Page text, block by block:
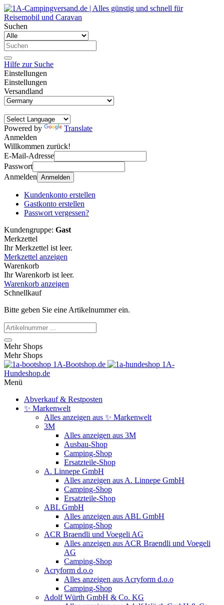
Suchen
Hilfe zur Suche
Einstellungen
Einstellungen
Versandland
Powered by
Translate
Anmelden
Willkommen zurück!
E-Mail-Adresse
Passwort
Anmelden Anmelden
Kundenkonto erstellen
Gastkonto erstellen
Passwort vergessen?
Kundengruppe: Gast
Merkzettel
Ihr Merkzettel ist leer.
Merkzettel anzeigen
Warenkorb
Ihr Warenkorb ist leer.
Warenkorb anzeigen
Schnellkauf
Bitte geben Sie eine Artikelnummer ein.
Mehr Shops
Mehr Shops
1A-Bootshop.de
1A-
Hundeshop.de
Menü
Abverkauf & Restposten
✨ Markenwelt
Alles anzeigen aus ✨ Markenwelt
3M
Alles anzeigen aus 3M
Ausbau-Shop
Camping-Shop
Ersatzteile-Shop
A. Linnepe GmbH
Alles anzeigen aus A. Linnepe GmbH
Camping-Shop
Ersatzteile-Shop
ABL GmbH
Alles anzeigen aus ABL GmbH
Camping-Shop
ACR Braendli und Voegeli AG
Alles anzeigen aus ACR Braendli und Voegeli
AG
Camping-Shop
Acryform d.o.o
Alles anzeigen aus Acryform d.o.o
Camping-Shop
Adolf Würth GmbH & Co. KG